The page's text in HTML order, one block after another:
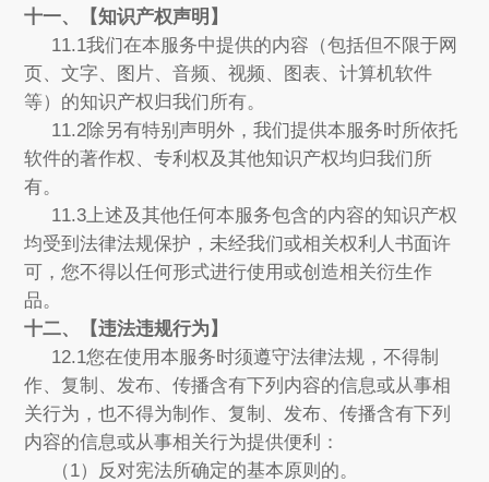
十一、【知识产权声明】
11.1我们在本服务中提供的内容（包括但不限于网
页、文字、图片、音频、视频、图表、计算机软件
等）的知识产权归我们所有。
11.2除另有特别声明外，我们提供本服务时所依托
软件的著作权、专利权及其他知识产权均归我们所
有。
11.3上述及其他任何本服务包含的内容的知识产权
均受到法律法规保护，未经我们或相关权利人书面许
可，您不得以任何形式进行使用或创造相关衍生作
品。
十二、【违法违规行为】
12.1您在使用本服务时须遵守法律法规，不得制
作、复制、发布、传播含有下列内容的信息或从事相
关行为，也不得为制作、复制、发布、传播含有下列
内容的信息或从事相关行为提供便利：
（1）反对宪法所确定的基本原则的。